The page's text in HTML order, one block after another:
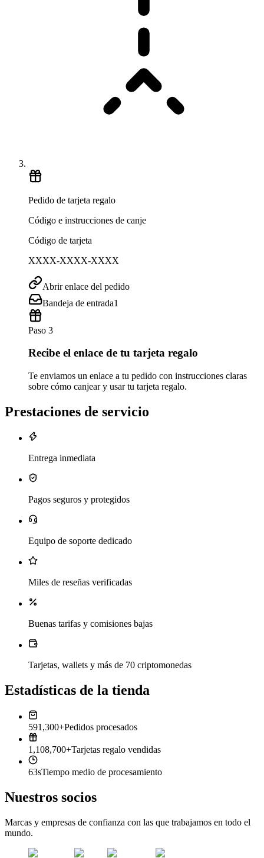
Pedido de tarjeta regalo
Código e instrucciones de canje
Código de tarjeta
XXXX-XXXX-XXXX
Abrir enlace del pedido
Bandeja de entrada1
Paso 3
Recibe el enlace de tu tarjeta regalo
Te enviamos un enlace a tu pedido con instrucciones claras
sobre cómo canjear y usar tu tarjeta regalo.
Prestaciones de servicio
Entrega inmediata
Pagos seguros y protegidos
Equipo de soporte dedicado
Miles de reseñas verificadas
Buenas tarifas y comisiones bajas
Tarjetas, wallets y más de 70 criptomonedas
Estadísticas de la tienda
591,300+Pedidos procesados
1,108,700+Tarjetas regalo vendidas
63sTiempo medio de procesamiento
Nuestros socios
Marcas y empresas de confianza con las que trabajamos en todo el
mundo.